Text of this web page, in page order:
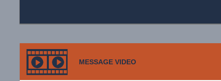
MESSAGE VIDEO